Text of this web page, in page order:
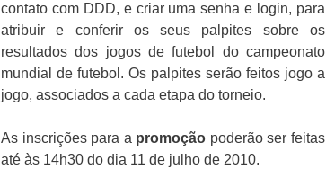
contato com DDD, e criar uma senha e login, para
atribuir e conferir os seus palpites sobre os
resultados dos jogos de futebol do campeonato
mundial de futebol. Os palpites serão feitos jogo a
jogo, associados a cada etapa do torneio.
As inscrições para a promoção poderão ser feitas
até às 14h30 do dia 11 de julho de 2010.